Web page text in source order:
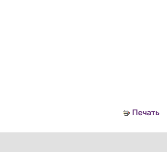
Печать